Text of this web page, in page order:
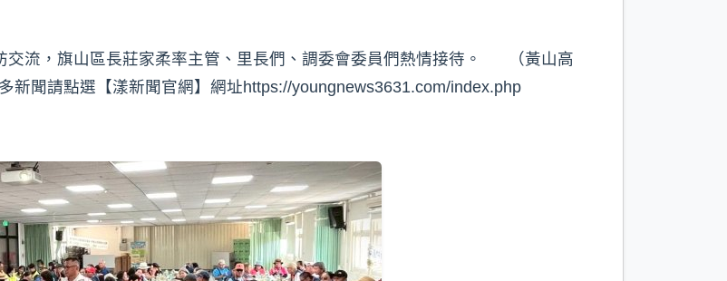
交流，旗山區長莊家柔率主管、里長們、調委會委員們熱情接待。 （黃山高
新聞請點選【漾新聞官網】網址https://youngnews3631.com/index.php